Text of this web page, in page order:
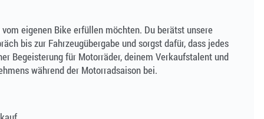
eigenen Bike erfüllen möchten. Du berätst unsere
bis zur Fahrzeugübergabe und sorgst dafür, dass jedes
Begeisterung für Motorräder, deinem Verkaufstalent und
während der Motorradsaison bei.